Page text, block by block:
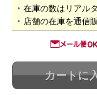
在庫の数はリアル
店舗の在庫を通信
カートに